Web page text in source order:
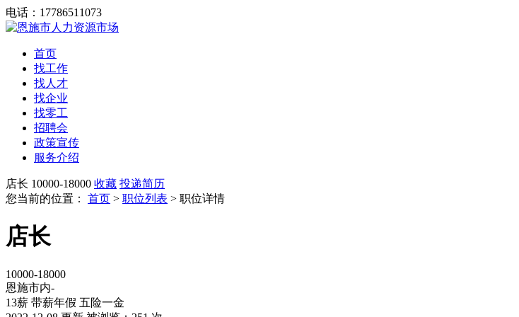
电话：17786511073
首页
找工作
找人才
找企业
找零工
招聘会
政策宣传
服务介绍
店长 10000-18000 收藏 投递简历
您当前的位置： 首页 > 职位列表 > 职位详情
店长
10000-18000
恩施市内-
​13薪 带薪年假 五险一金